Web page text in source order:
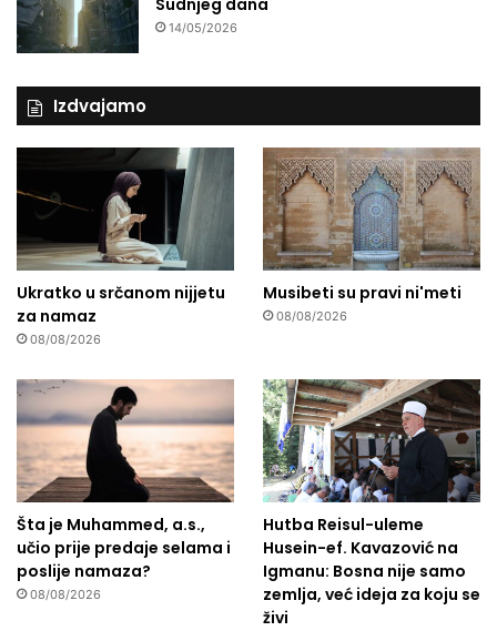
Sudnjeg dana
14/05/2026
Izdvajamo
Ukratko u srčanom nijjetu
za namaz
08/08/2026
Musibeti su pravi ni'meti
08/08/2026
Šta je Muhammed, a.s.,
učio prije predaje selama i
poslije namaza?
08/08/2026
Hutba Reisul-uleme
Husein-ef. Kavazović na
Igmanu: Bosna nije samo
zemlja, već ideja za koju se
živi